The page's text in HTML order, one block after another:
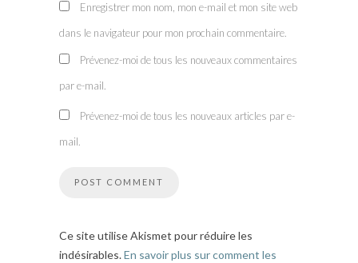
Enregistrer mon nom, mon e-mail et mon site web
dans le navigateur pour mon prochain commentaire.
Prévenez-moi de tous les nouveaux commentaires
par e-mail.
Prévenez-moi de tous les nouveaux articles par e-
mail.
Ce site utilise Akismet pour réduire les
indésirables.En savoir plus sur comment les